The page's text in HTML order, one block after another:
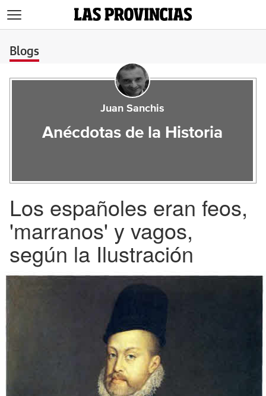
Blogs
Juan Sanchis
Anécdotas de la Historia
Los españoles eran feos,
'marranos' y vagos,
según la Ilustración